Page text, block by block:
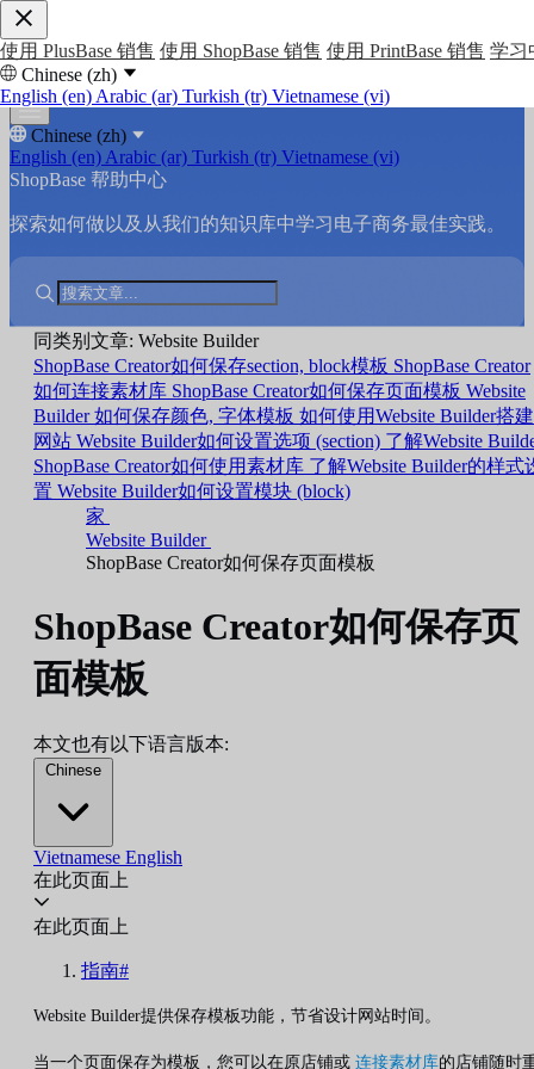
使用 PlusBase 销售 使用 ShopBase 销售 使用 PrintBase 销售 学习
Chinese (zh)
English (en) Arabic (ar) Turkish (tr) Vietnamese (vi)
Chinese (zh)
English (en) Arabic (ar) Turkish (tr) Vietnamese (vi)
ShopBase 帮助中心
探索如何做以及从我们的知识库中学习电子商务最佳实践。
同类别文章: Website Builder
ShopBase Creator如何保存section, block模板 ShopBase Creator
如何连接素材库 ShopBase Creator如何保存页面模板 Website
Builder 如何保存颜色, 字体模板 如何使用Website Builder搭建
网站 Website Builder如何设置选项 (section) 了解Website
ShopBase Creator如何使用素材库 了解Website Builder的样式
置 Website Builder如何设置模块 (block)
家
Website Builder
ShopBase Creator如何保存页面模板
ShopBase Creator如何保存页
面模板
本文也有以下语言版本:
Chinese
Vietnamese English
在此页面上
在此页面上
指南#
Website Builder提供保存模板功能，节省设计网站时间。
当一个页面保存为模板，您可以在原店铺或 连接素材库的店铺随时